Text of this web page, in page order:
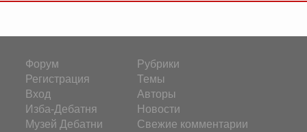
Форум
Регистрация
Вход
Изба-Дебатня
Музей Дебатни
Рубрики
Темы
Авторы
Новости
Свежие комментарии